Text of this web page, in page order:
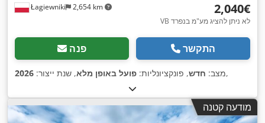
Łagiewniki 2,654 km ‏2,040 ‏€
VB לא ניתן להציג מע"מ בנפרד
פנה התקשר
מצב: חדש, פונקציונליות: פועל באופן מלא, שנת ייצור: 2026 ,
מודעה קטנה